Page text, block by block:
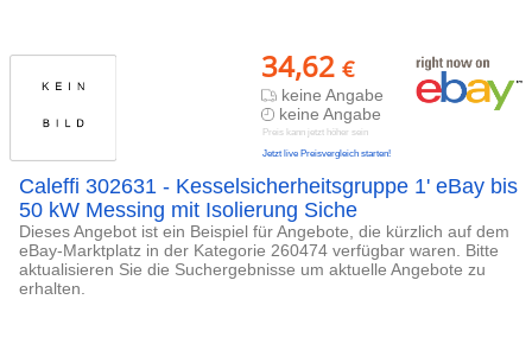
34,62 €
keine Angabe
keine Angabe
Preis kann jetzt höher sein
Jetzt live Preisvergleich starten!
Caleffi 302631 - Kesselsicherheitsgruppe 1' eBay bis
50 kW Messing mit Isolierung Siche
Dieses Angebot ist ein Beispiel für Angebote, die kürzlich auf dem
eBay-Marktplatz in der Kategorie 260474 verfügbar waren. Bitte
aktualisieren Sie die Suchergebnisse um aktuelle Angebote zu
erhalten.